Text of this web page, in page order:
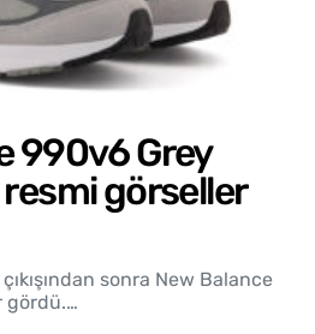
990v6 Grey
görseller
sonra New Balance
gördü.…